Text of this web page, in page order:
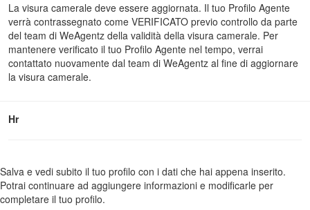
La visura camerale deve essere aggiornata. Il tuo Profilo Agente
verrà contrassegnato come VERIFICATO previo controllo da parte
del team di WeAgentz della validità della visura camerale. Per
mantenere verificato il tuo Profilo Agente nel tempo, verrai
contattato nuovamente dal team di WeAgentz al fine di aggiornare
la visura camerale.
Hr
Salva e vedi subito il tuo profilo con i dati che hai appena inserito.
Potrai continuare ad aggiungere informazioni e modificarle per
completare il tuo profilo.